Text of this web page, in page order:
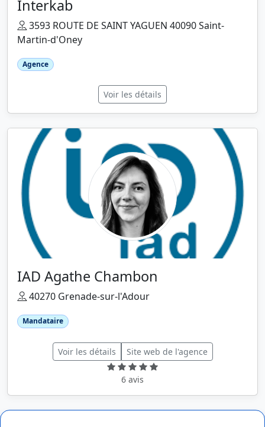
Interkab
3593 ROUTE DE SAINT YAGUEN 40090 Saint-
Martin-d'Oney
Agence
Voir les détails
IAD Agathe Chambon
40270 Grenade-sur-l'Adour
Mandataire
Voir les détails Site web de l'agence
6 avis